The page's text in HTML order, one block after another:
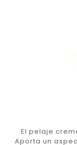
El pelaje
Aporta un